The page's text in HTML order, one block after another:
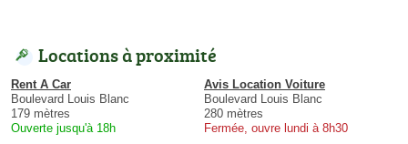
Locations à proximité
Rent A Car
Boulevard Louis Blanc
179 mètres
Ouverte jusqu'à 18h
Avis Location Voiture
Boulevard Louis Blanc
280 mètres
Fermée, ouvre lundi à 8h30